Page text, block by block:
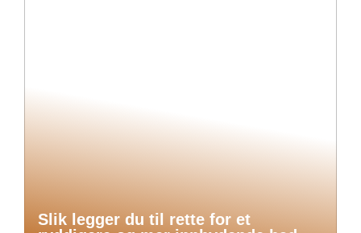
Slik legger du til rette for et